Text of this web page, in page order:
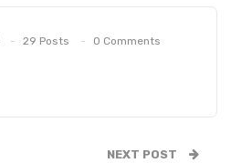
29 Posts 0 Comments
NEXT POST